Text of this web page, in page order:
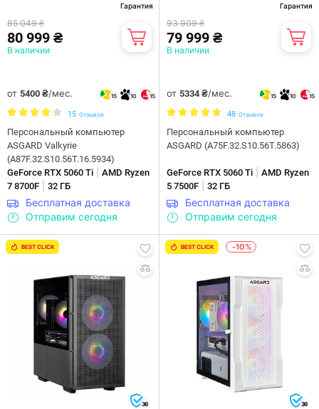
Гарантия
85 049 ₴
80 999 ₴
В наличии
от 5400 ₴/мес. 15 10 15
15 Отзывов
Персональный компьютер
ASGARD Valkyrie
(A87F.32.S10.56T.16.5934)
GeForce RTX 5060 Ti
AMD Ryzen
7 8700F
32 ГБ
Бесплатная доставка
Отправим сегодня
Гарантия
93 909 ₴
79 999 ₴
В наличии
от 5334 ₴/мес. 15 10 15
48 Отзывов
Персональный компьютер
ASGARD (A75F.32.S10.56T.5863)
GeForce RTX 5060 Ti
AMD Ryzen
5 7500F
32 ГБ
Бесплатная доставка
Отправим сегодня
BEST CLICK
36
BEST CLICK -10%
36